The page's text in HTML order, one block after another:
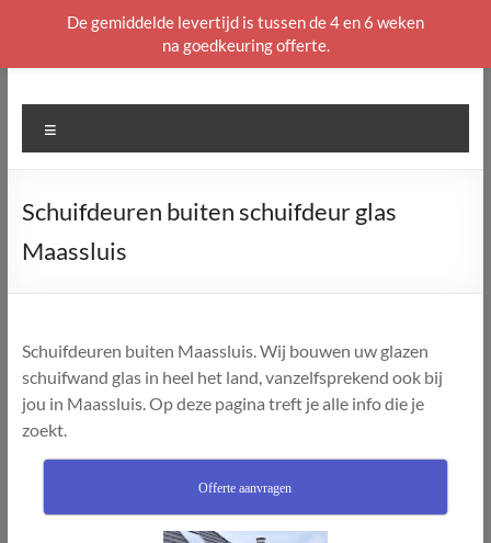
naar
Schuifdeuren buiten schuifdeur glas
Maassluis
Schuifdeuren buiten Maassluis. Wij bouwen uw glazen
schuifwand glas in heel het land, vanzelfsprekend ook bij
jou in Maassluis. Op deze pagina treft je alle info die je
zoekt.
Offerte aanvragen
De gemiddelde levertijd is tussen de 4 en 6 weken
na goedkeuring offerte.